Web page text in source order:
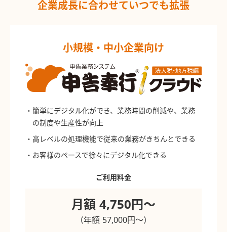
企業成長に合わせていつでも拡張
小規模・中小企業向け
・簡単にデジタル化ができ、業務時間の削減や、業務
の制度や生産性が向上
・高レベルの処理機能で従来の業務がきちんとできる
・お客様のペースで徐々にデジタル化できる
ご利用料金
月額 4,750円〜
（年額 57,000円〜）